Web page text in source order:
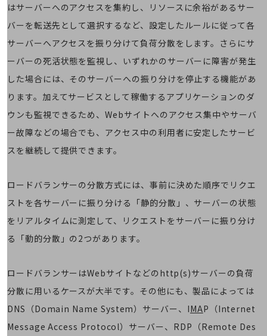
運用管理
業務支援・マーケティング
災害対策・BCP
課題・ニーズで探す
コミュニケーション・情報共有
マーケティング
業務効率化
職場環境整備
地域共創・地方創生
セキュリティ対策
顧客体験（CX）改善
自動化・省電化
人材不足解消
はサーバーへのアクセスを集約し、リソースに余裕があるサー
バーを転送先として選択するなど、設定したルールに従って各
サーバーへアクセスを振り分けて負荷分散をします。さらにサ
ーバーの死活状態を監視し、いずれかのサーバーに障害が発生
した場合には、そのサーバーへの振り分けを停止する機能があ
ります。加えてサービスとして稼働するアプリケーションのダ
ウンも監視できるため、Webサイトへのアクセス集中やサーバ
ー故障などの場合でも、アクセス中の利用者に安定したサービ
スを継続して提供できます。
ロードバランサーの分散方式には、事前に決めた順序でリクエ
ストを各サーバーに振り分ける「静的分散」、サーバーの状態
をリアルタイムに測定して、リクエストをサーバーに振り分け
る「動的分散」の2つがあります。
ロードバランサーはWebサイトなどのhttp(s)サーバーの負荷
分散に用いるケースが大半です。その他にも、製品によっては
DNS（Domain Name System）サーバー、IMAP（Internet
Message Access Protocol）サーバー、RDP（Remote Des